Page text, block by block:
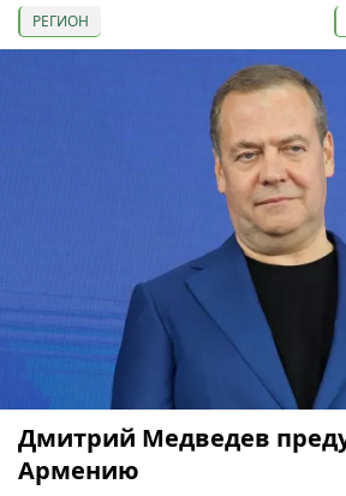
РЕГИОН
Дмитрий Медведев
Армению